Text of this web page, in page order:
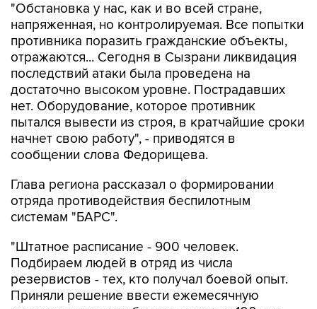
"Обстановка у нас, как и во всей стране,
напряженная, но контролируемая. Все попытки
противника поразить гражданские объекты,
отражаются... Сегодня в Сызрани ликвидация
последствий атаки была проведена на
достаточно высоком уровне. Пострадавших
нет. Оборудование, которое противник
пытался вывести из строя, в кратчайшие сроки
начнет свою работу", - приводятся в
сообщении слова Федорищева.
Глава региона рассказал о формировании
отряда противодействия беспилотным
системам "БАРС".
"Штатное расписание - 900 человек.
Подбираем людей в отряд из числа
резервистов - тех, кто получал боевой опыт.
Приняли решение ввести ежемесячную